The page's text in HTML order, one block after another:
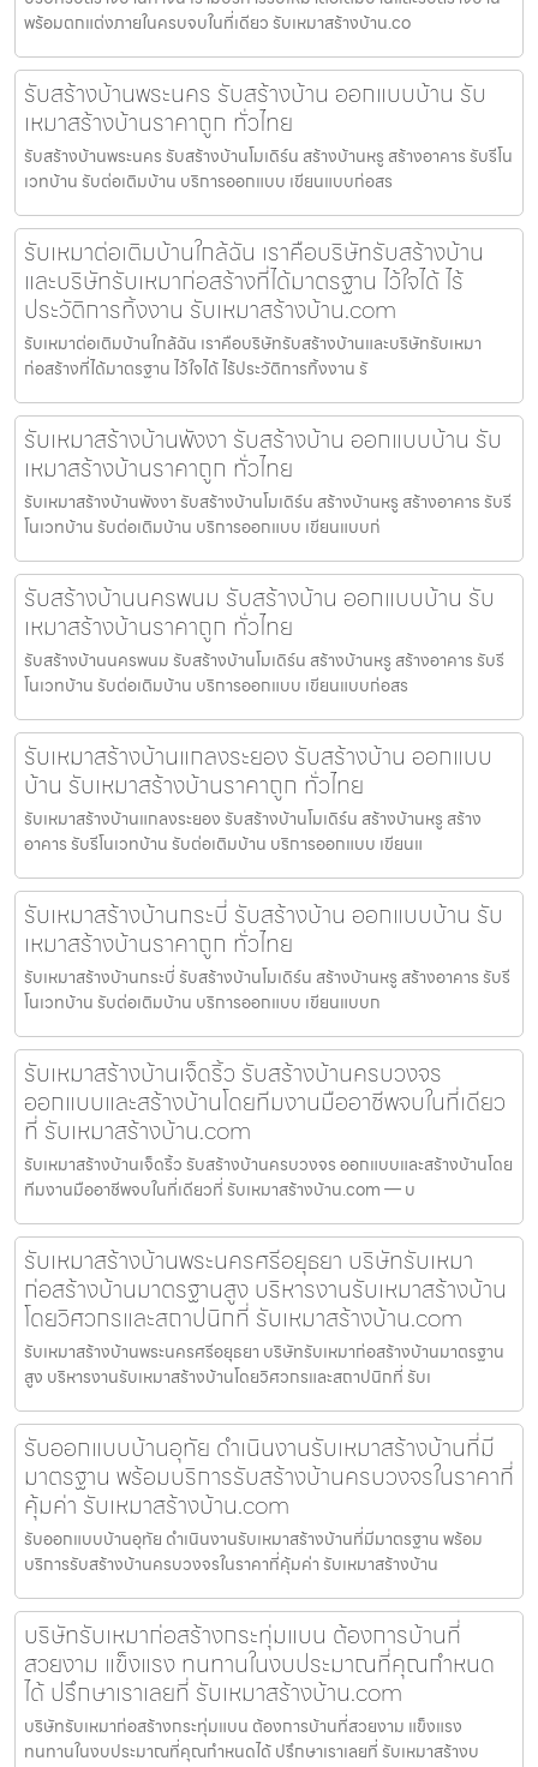
พร้อมตกแต่งภายในครบจบในที่เดียว รับเหมาสร้างบ้าน.co
รับสร้างบ้านพระนคร รับสร้างบ้าน ออกแบบบ้าน รับ
เหมาสร้างบ้านราคาถูก ทั่วไทย
รับสร้างบ้านพระนคร รับสร้างบ้านโมเดิร์น สร้างบ้านหรู สร้างอาคาร รับรีโน
เวทบ้าน รับต่อเติมบ้าน บริการออกแบบ เขียนแบบก่อสร
รับเหมาต่อเติมบ้านใกล้ฉัน เราคือบริษัทรับสร้างบ้าน
และบริษัทรับเหมาก่อสร้างที่ได้มาตรฐาน ไว้ใจได้ ไร้
ประวัติการทิ้งงาน รับเหมาสร้างบ้าน.com
รับเหมาต่อเติมบ้านใกล้ฉัน เราคือบริษัทรับสร้างบ้านและบริษัทรับเหมา
ก่อสร้างที่ได้มาตรฐาน ไว้ใจได้ ไร้ประวัติการทิ้งงาน รั
รับเหมาสร้างบ้านพังงา รับสร้างบ้าน ออกแบบบ้าน รับ
เหมาสร้างบ้านราคาถูก ทั่วไทย
รับเหมาสร้างบ้านพังงา รับสร้างบ้านโมเดิร์น สร้างบ้านหรู สร้างอาคาร รับรี
โนเวทบ้าน รับต่อเติมบ้าน บริการออกแบบ เขียนแบบก่
รับสร้างบ้านนครพนม รับสร้างบ้าน ออกแบบบ้าน รับ
เหมาสร้างบ้านราคาถูก ทั่วไทย
รับสร้างบ้านนครพนม รับสร้างบ้านโมเดิร์น สร้างบ้านหรู สร้างอาคาร รับรี
โนเวทบ้าน รับต่อเติมบ้าน บริการออกแบบ เขียนแบบก่อสร
รับเหมาสร้างบ้านแกลงระยอง รับสร้างบ้าน ออกแบบ
บ้าน รับเหมาสร้างบ้านราคาถูก ทั่วไทย
รับเหมาสร้างบ้านแกลงระยอง รับสร้างบ้านโมเดิร์น สร้างบ้านหรู สร้าง
อาคาร รับรีโนเวทบ้าน รับต่อเติมบ้าน บริการออกแบบ เขียนแ
รับเหมาสร้างบ้านกระบี่ รับสร้างบ้าน ออกแบบบ้าน รับ
เหมาสร้างบ้านราคาถูก ทั่วไทย
รับเหมาสร้างบ้านกระบี่ รับสร้างบ้านโมเดิร์น สร้างบ้านหรู สร้างอาคาร รับรี
โนเวทบ้าน รับต่อเติมบ้าน บริการออกแบบ เขียนแบบก
รับเหมาสร้างบ้านเจ็ดริ้ว รับสร้างบ้านครบวงจร
ออกแบบและสร้างบ้านโดยทีมงานมืออาชีพจบในที่เดียว
ที่ รับเหมาสร้างบ้าน.com
รับเหมาสร้างบ้านเจ็ดริ้ว รับสร้างบ้านครบวงจร ออกแบบและสร้างบ้านโดย
ทีมงานมืออาชีพจบในที่เดียวที่ รับเหมาสร้างบ้าน.com — บ
รับเหมาสร้างบ้านพระนครศรีอยุธยา บริษัทรับเหมา
ก่อสร้างบ้านมาตรฐานสูง บริหารงานรับเหมาสร้างบ้าน
โดยวิศวกรและสถาปนิกที่ รับเหมาสร้างบ้าน.com
รับเหมาสร้างบ้านพระนครศรีอยุธยา บริษัทรับเหมาก่อสร้างบ้านมาตรฐาน
สูง บริหารงานรับเหมาสร้างบ้านโดยวิศวกรและสถาปนิกที่ รับเ
รับออกแบบบ้านอุทัย ดำเนินงานรับเหมาสร้างบ้านที่มี
มาตรฐาน พร้อมบริการรับสร้างบ้านครบวงจรในราคาที่
คุ้มค่า รับเหมาสร้างบ้าน.com
รับออกแบบบ้านอุทัย ดำเนินงานรับเหมาสร้างบ้านที่มีมาตรฐาน พร้อม
บริการรับสร้างบ้านครบวงจรในราคาที่คุ้มค่า รับเหมาสร้างบ้าน
บริษัทรับเหมาก่อสร้างกระทุ่มแบน ต้องการบ้านที่
สวยงาม แข็งแรง ทนทานในงบประมาณที่คุณกำหนด
ได้ ปรึกษาเราเลยที่ รับเหมาสร้างบ้าน.com
บริษัทรับเหมาก่อสร้างกระทุ่มแบน ต้องการบ้านที่สวยงาม แข็งแรง
ทนทานในงบประมาณที่คุณกำหนดได้ ปรึกษาเราเลยที่ รับเหมาสร้างบ